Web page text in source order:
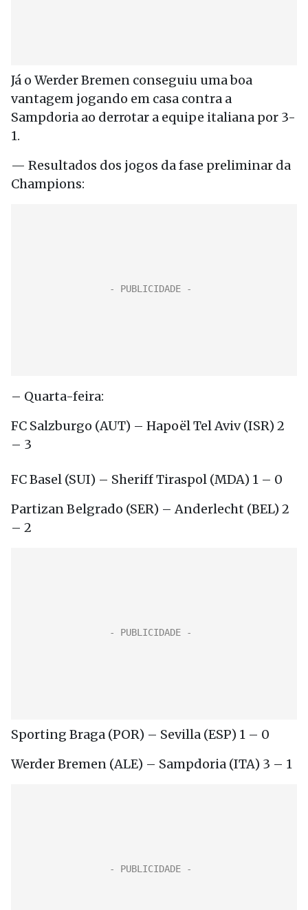
Já o Werder Bremen conseguiu uma boa
vantagem jogando em casa contra a
Sampdoria ao derrotar a equipe italiana por 3-
1.
— Resultados dos jogos da fase preliminar da
Champions:
– Quarta-feira:
FC Salzburgo (AUT) – Hapoël Tel Aviv (ISR) 2
– 3
FC Basel (SUI) – Sheriff Tiraspol (MDA) 1 – 0
Partizan Belgrado (SER) – Anderlecht (BEL) 2
– 2
Sporting Braga (POR) – Sevilla (ESP) 1 – 0
Werder Bremen (ALE) – Sampdoria (ITA) 3 – 1